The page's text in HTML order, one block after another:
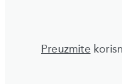
Preuzmite